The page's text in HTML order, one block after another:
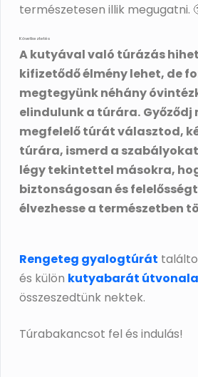
természetesen illik megugatni.
Következtetés
A kutyával való túrázás
kifizetődő élmény lehet, de
megtegyünk néhány
elindulunk a túrára. Győződj
megfelelő túrát választod,
túrára, ismerd a
légy tekintettel másokra,
biztonságosan és
élvezhesse a természetben
Rengeteg gyalogtúrát
és külön kutyabarát
összeszedtünk nektek.
Túrabakancsot fel és indulás!